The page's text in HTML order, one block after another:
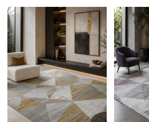
through
469,90 €
through
558,50 €